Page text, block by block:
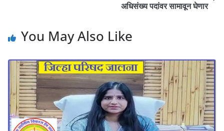
अधिसंख्य पदांवर सामावून घेणार
You May Also Like